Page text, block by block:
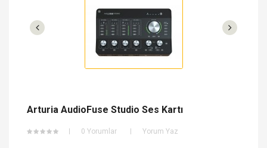
Arturia AudioFuse Studio Ses Kartı
0 Yorumlar Yorum Yaz